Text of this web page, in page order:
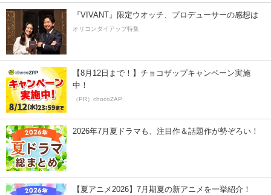
『VIVANT』限定ウオッチ、プロデューサーの感想は
オリコンタイアップ特集
【8月12日まで！】チョコザップキャンペーン実施
中！
（PR）chocoZAP
2026年7月夏ドラマも、注目作＆話題作が勢ぞろい！
【夏アニメ2026】7月期夏の新アニメを一挙紹介！